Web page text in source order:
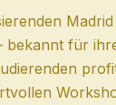
bekannt für